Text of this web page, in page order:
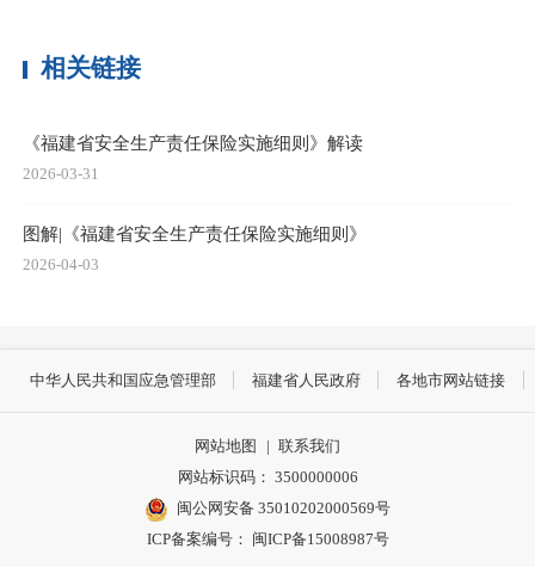
相关链接
《福建省安全生产责任保险实施细则》解读
2026-03-31
图解|《福建省安全生产责任保险实施细则》
2026-04-03
中华人民共和国应急管理部 福建省人民政府 各地市网站链接
网站地图 | 联系我们
网站标识码： 3500000006
闽公网安备 35010202000569号
ICP备案编号： 闽ICP备15008987号